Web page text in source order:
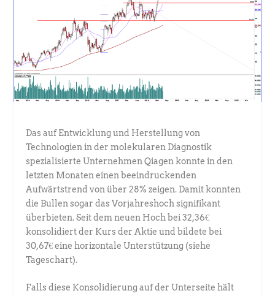
Das auf Entwicklung und Herstellung von
Technologien in der molekularen Diagnostik
spezialisierte Unternehmen Qiagen konnte in den
letzten Monaten einen beeindruckenden
Aufwärtstrend von über 28% zeigen. Damit konnten
die Bullen sogar das Vorjahreshoch signifikant
überbieten. Seit dem neuen Hoch bei 32,36€
konsolidiert der Kurs der Aktie und bildete bei
30,67€ eine horizontale Unterstützung (siehe
Tageschart).
Falls diese Konsolidierung auf der Unterseite hält